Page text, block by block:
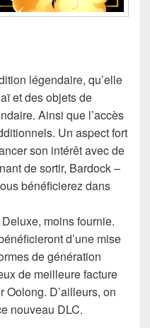
légendaire, qu’elle
et des objets de
Ainsi que l’accès
Un aspect fort
son intérêt avec de
de sortir, Bardock –
bénéficierez dans
moins fournie.
d’une mise
de génération
de meilleure facture
Oolong. D’ailleurs, on
nouveau DLC.